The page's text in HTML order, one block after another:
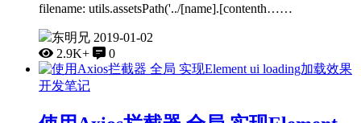
filename: utils.assetsPath('../[name].[contenth……
东明兄 2019-01-02
2.9K+
0
开发笔记